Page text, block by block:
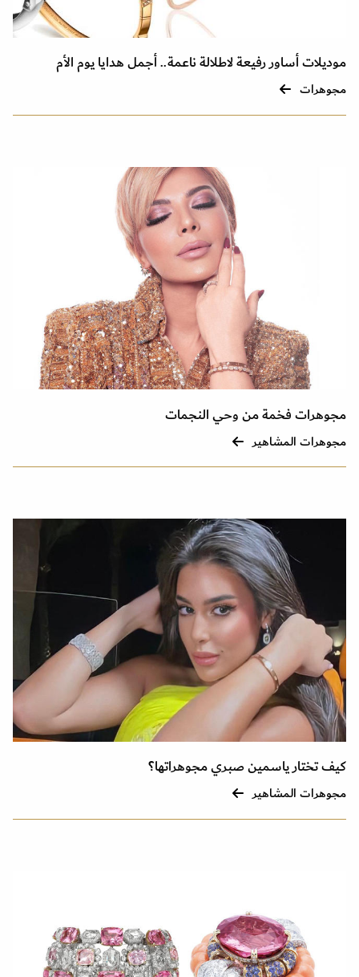
موديلات أساور رفيعة لاطلالة ناعمة.. أجمل هدايا يوم الأم
مجوهرات
مجوهرات فخمة من وحي النجمات
مجوهرات المشاهير
كيف تختار ياسمين صبري مجوهراتها؟
مجوهرات المشاهير